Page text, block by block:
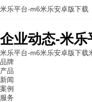
企业动态-米乐
米乐平台-m6米乐安卓版下载
品牌
产品
新闻
案例
服务
米乐平台-m6米乐安卓版下载